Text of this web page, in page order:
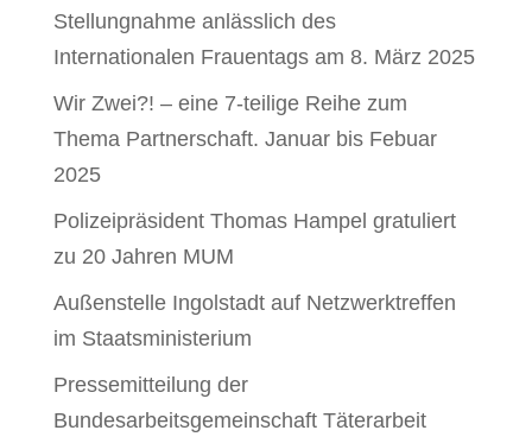
Stellungnahme anlässlich des
Internationalen Frauentags am 8. März 2025
Wir Zwei?! – eine 7-teilige Reihe zum
Thema Partnerschaft. Januar bis Febuar
2025
Polizeipräsident Thomas Hampel gratuliert
zu 20 Jahren MUM
Außenstelle Ingolstadt auf Netzwerktreffen
im Staatsministerium
Pressemitteilung der
Bundesarbeitsgemeinschaft Täterarbeit